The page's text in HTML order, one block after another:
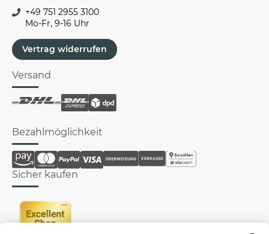
+49 751 2955 3100
Mo-Fr, 9-16 Uhr
Vertrag widerrufen
Versand
Bezahlmöglichkeit
Sicher kaufen